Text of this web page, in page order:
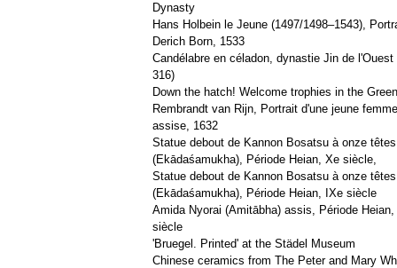
Dynasty
Hans Holbein le Jeune (1497/1498–1543),
Derich Born, 1533
Candélabre en céladon, dynastie Jin de l'Ouest
316)
Down the hatch! Welcome trophies in the
Rembrandt van Rijn, Portrait d'une jeune femme
assise, 1632
Statue debout de Kannon Bosatsu à onze têtes
(Ekādaśamukha), Période Heian, Xe siècle,
Statue debout de Kannon Bosatsu à onze têtes
(Ekādaśamukha), Période Heian, IXe siècle
Amida Nyorai (Amitābha) assis, Période
siècle
'Bruegel. Printed' at the Städel Museum
Chinese ceramics from The Peter and Mary